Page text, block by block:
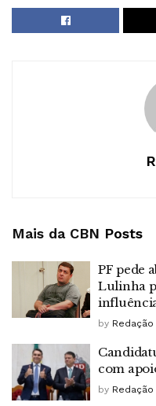
Mais da CBN Posts
PF pede
Lulinha
by Redação
com
by Redação